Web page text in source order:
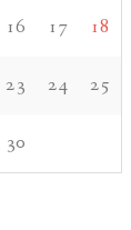
16 17 18
23 24 25
30